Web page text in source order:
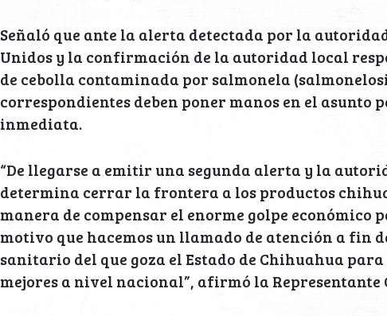
Señaló que ante la alerta detectada por la
Unidos y la confirmación de la autoridad local
de cebolla contaminada por salmonela
correspondientes deben poner manos en el asunto
inmediata.
“De llegarse a emitir una segunda alerta y la
determina cerrar la frontera a los productos
manera de compensar el enorme golpe económico
motivo que hacemos un llamado de atención a fin
sanitario del que goza el Estado de Chihuahua
mejores a nivel nacional”, afirmó la Representante